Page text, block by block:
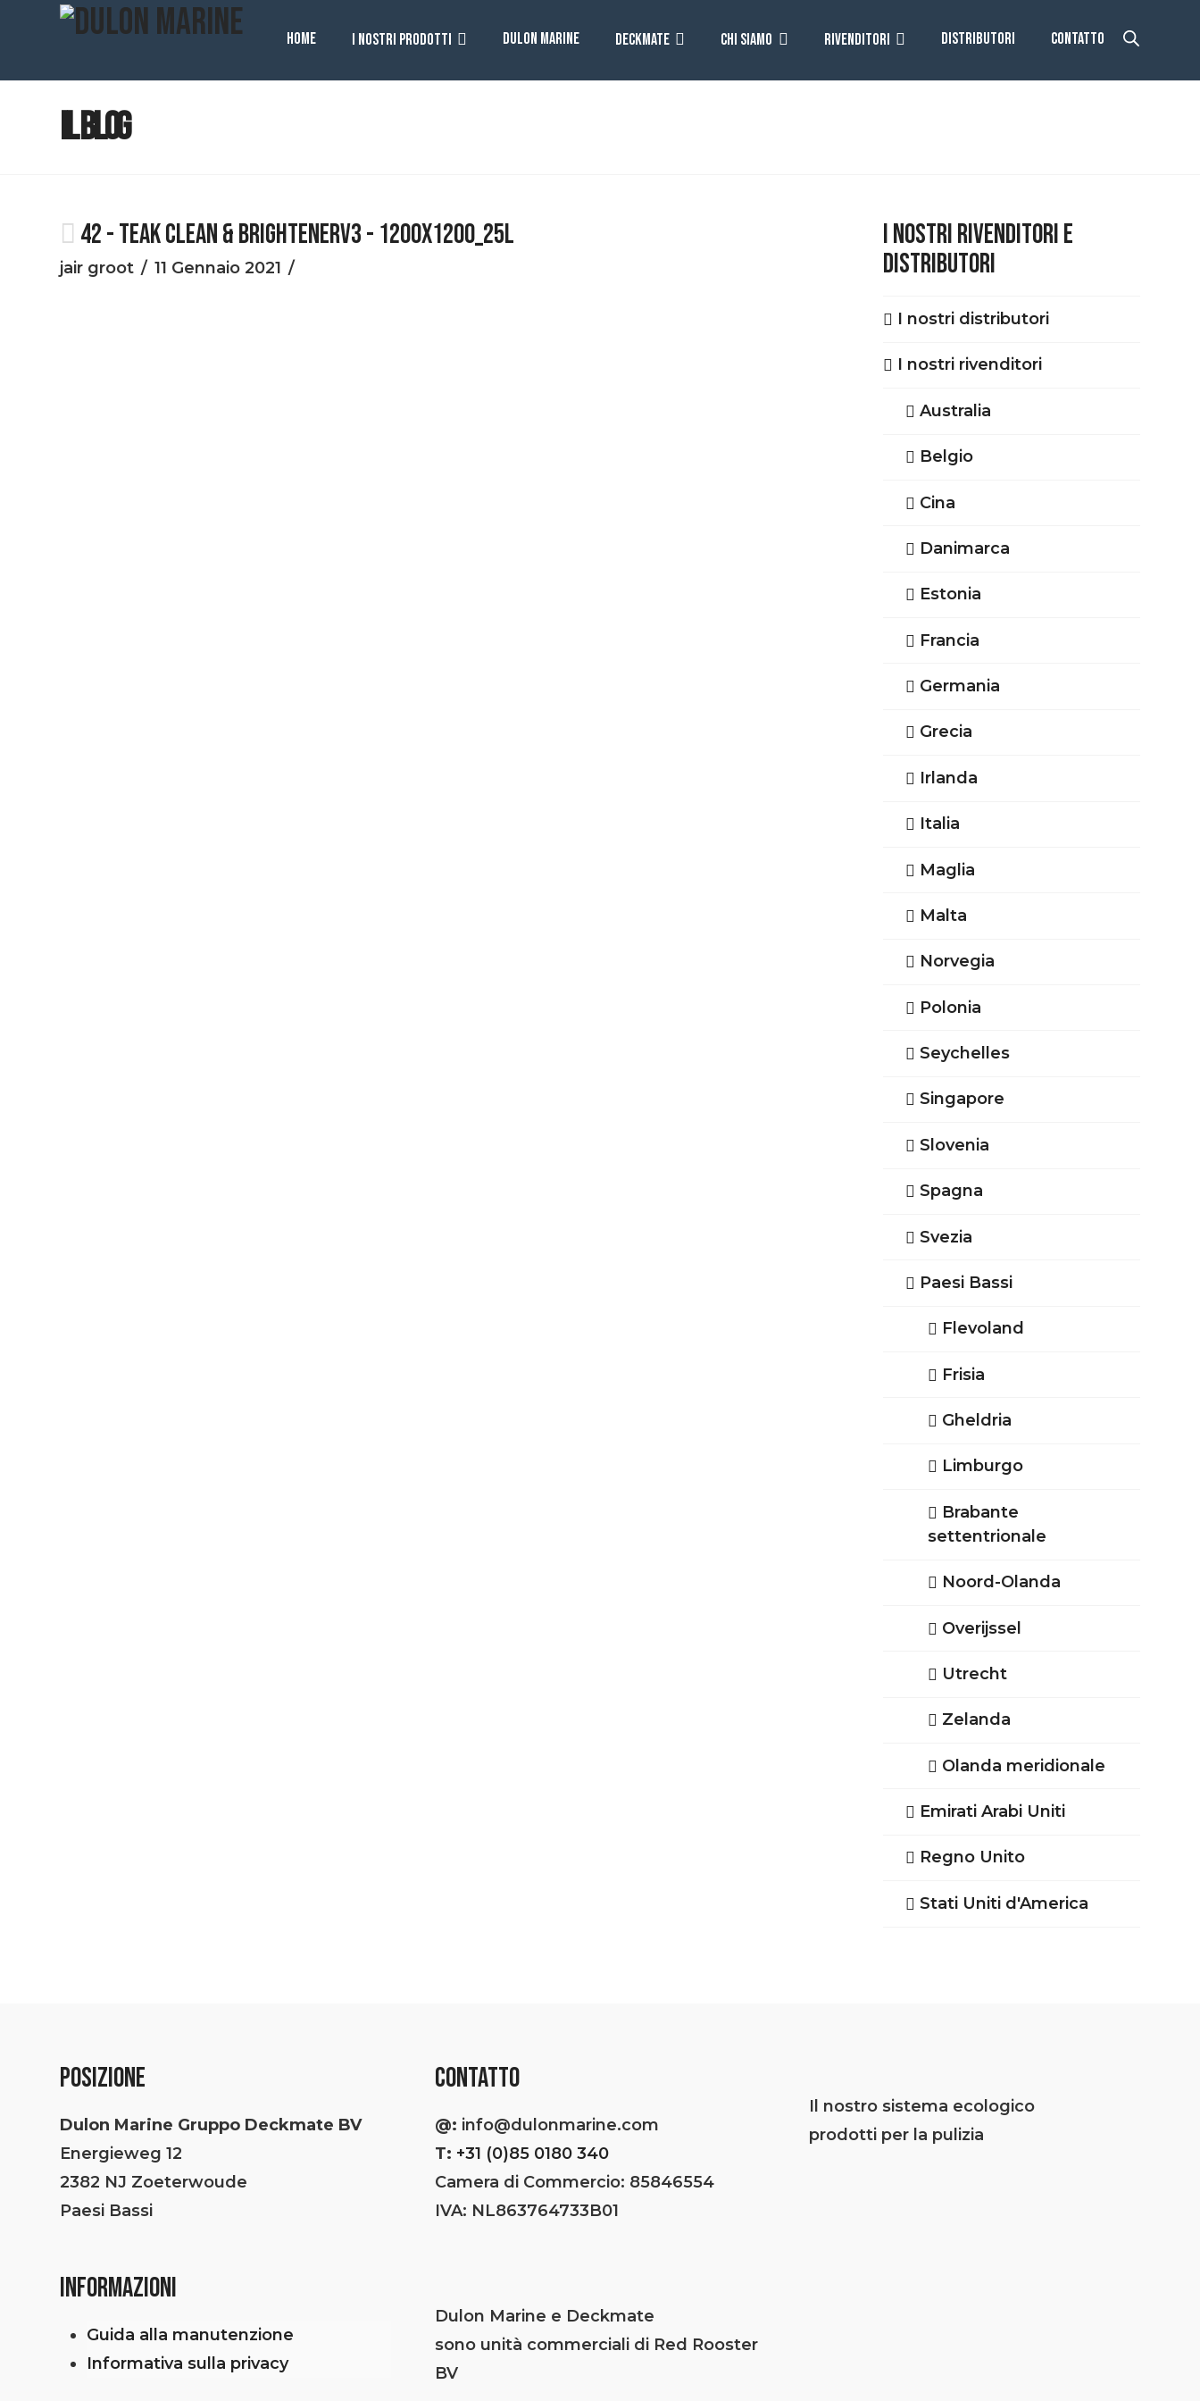
HOME I NOSTRI PRODOTTI DULON MARINE DECKMATE CHI SIAMO RIVENDITORI DISTRIBUTORI CONTATTO
IL BLOG
42 - TEAK CLEAN & BRIGHTENERV3 - 1200X1200_25L
jair groot 11 Gennaio 2021
I NOSTRI RIVENDITORI E
DISTRIBUTORI
I nostri distributori
I nostri rivenditori
Australia
Belgio
Cina
Danimarca
Estonia
Francia
Germania
Grecia
Irlanda
Italia
Maglia
Malta
Norvegia
Polonia
Seychelles
Singapore
Slovenia
Spagna
Svezia
Paesi Bassi
Flevoland
Frisia
Gheldria
Limburgo
Brabante
settentrionale
Noord-Olanda
Overijssel
Utrecht
Zelanda
Olanda meridionale
Emirati Arabi Uniti
Regno Unito
Stati Uniti d'America
POSIZIONE
Dulon Marine Gruppo Deckmate BV
Energieweg 12
2382 NJ Zoeterwoude
Paesi Bassi
INFORMAZIONI
Guida alla manutenzione
Informativa sulla privacy
CONTATTO
@: info@dulonmarine.com
T: +31 (0)85 0180 340
Camera di Commercio: 85846554
IVA: NL863764733B01
Dulon Marine e Deckmate
sono unità commerciali di Red Rooster
BV
Il nostro sistema ecologico
prodotti per la pulizia